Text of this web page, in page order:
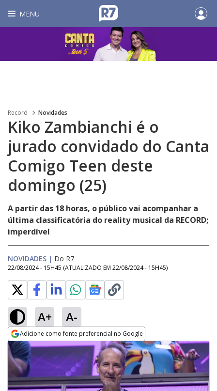
MENU
Record Novidades
Kiko Zambianchi é o
jurado convidado do Canta
Comigo Teen deste
domingo (25)
A partir das 18 horas, o público vai acompanhar a
última classificatória do reality musical da RECORD;
imperdível
NOVIDADES | Do R7
22/08/2024 - 15H45 (ATUALIZADO EM 22/08/2024 - 15H45)
A+ A-
Adicione como fonte preferencial no Google
Opens in new window